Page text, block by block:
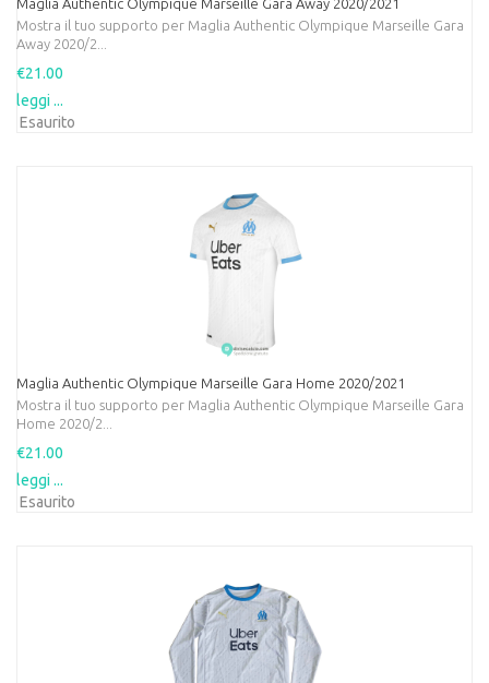
Maglia Authentic Olympique Marseille Gara Away 2020/2021
Mostra il tuo supporto per Maglia Authentic Olympique Marseille Gara
Away 2020/2...
€21.00
leggi ...
Esaurito
Maglia Authentic Olympique Marseille Gara Home 2020/2021
Mostra il tuo supporto per Maglia Authentic Olympique Marseille Gara
Home 2020/2...
€21.00
leggi ...
Esaurito